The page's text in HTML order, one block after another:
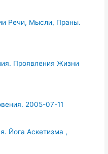
Речи, Мысли, Праны.
Проявления Жизни
2005-07-11
Йога Аскетизма ,